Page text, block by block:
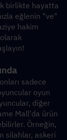
birlikte hayatta
eğlenin "ve"
hakim
sadece
oyun
diğer
Mall'da ürün
Örneğin,
silahlar, askeri